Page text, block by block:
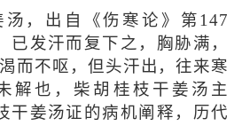
，出自《伤寒论》第147
已发汗而复下之，胸胁满，
而不呕，但头汗出，往来寒
解也，柴胡桂枝干姜汤主
干姜汤证的病机阐释，历代